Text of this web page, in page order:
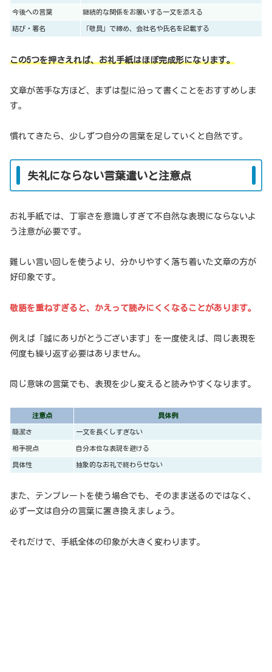
今後への言葉 継続的な関係をお願いする一文を添える
結び・署名 「敬具」で締め、会社名や氏名を記載する
この5つを押さえれば、お礼手紙はほぼ完成形になります。
文章が苦手な方ほど、まずは型に沿って書くことをおすすめしま
す。
慣れてきたら、少しずつ自分の言葉を足していくと自然です。
失礼にならない言葉遣いと注意点
お礼手紙では、丁寧さを意識しすぎて不自然な表現にならないよ
う注意が必要です。
難しい言い回しを使うより、分かりやすく落ち着いた文章の方が
好印象です。
敬語を重ねすぎると、かえって読みにくくなることがあります。
例えば「誠にありがとうございます」を一度使えば、同じ表現を
何度も繰り返す必要はありません。
同じ意味の言葉でも、表現を少し変えると読みやすくなります。
注意点 具体例
簡潔さ 一文を長くしすぎない
相手視点 自分本位な表現を避ける
具体性 抽象的なお礼で終わらせない
また、テンプレートを使う場合でも、そのまま送るのではなく、
必ず一文は自分の言葉に置き換えましょう。
それだけで、手紙全体の印象が大きく変わります。